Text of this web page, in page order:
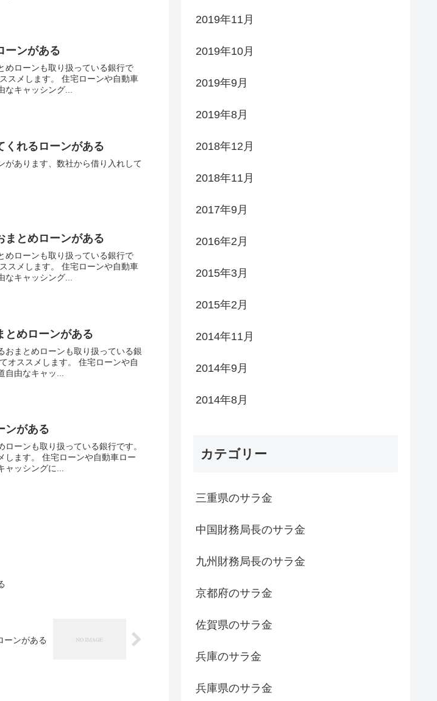
ーンがある
めローンも取り扱っている銀行で
スメします。 住宅ローンや自動車
なキャッシング...
くれるローンがある
があります、数社から借り入れして
まとめローンがある
めローンも取り扱っている銀行で
スメします。 住宅ローンや自動車
キャッシング...
とめローンがある
おまとめローンも取り扱っている銀
オススメします。 住宅ローンや自
由なキャッ...
ンがある
ーンも取り扱っている銀行です。
します。 住宅ローンや自動車ロー
ャッシングに...
ーンがある
2019年11月
2019年10月
2019年9月
2019年8月
2018年12月
2018年11月
2017年9月
2016年2月
2015年3月
2015年2月
2014年11月
2014年9月
2014年8月
カテゴリー
三重県のサラ金
中国財務局長のサラ金
九州財務局長のサラ金
京都府のサラ金
佐賀県のサラ金
兵庫のサラ金
兵庫県のサラ金